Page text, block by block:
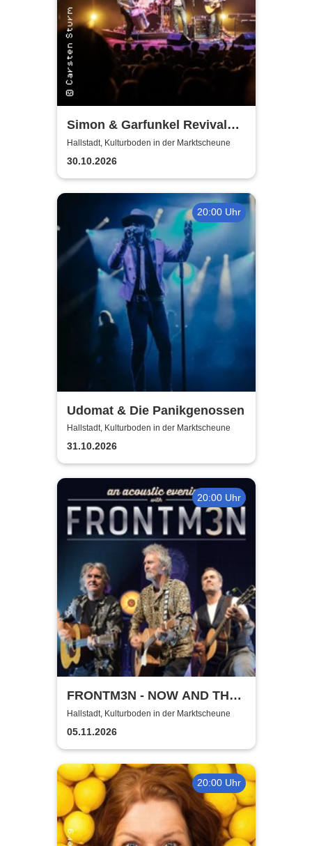
Simon & Garfunkel Revival
Band
Hallstadt, Kulturboden in der Marktscheune
30.10.2026
20:00 Uhr
Udomat & Die Panikgenossen
Hallstadt, Kulturboden in der Marktscheune
31.10.2026
20:00 Uhr
FRONTM3N - NOW AND TH3N
- Tour 2026
Hallstadt, Kulturboden in der Marktscheune
05.11.2026
20:00 Uhr